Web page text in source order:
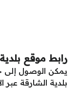
رابط موقع
يمكن الوصول إلى
بلدية الشارقة عبر